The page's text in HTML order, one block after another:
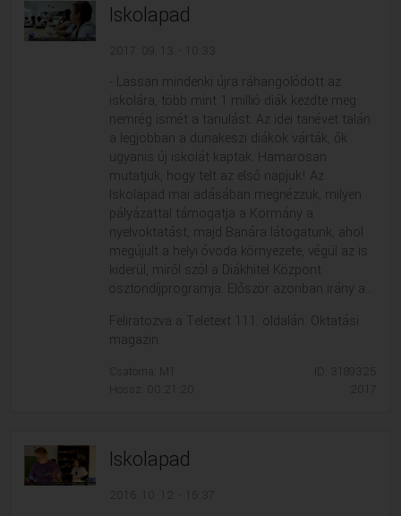
Iskolapad
2017. 09. 13. - 10:33
- Lassan mindenki újra ráhangolódott az
iskolára, több mint 1 millió diák kezdte meg
nemrég ismét a tanulást. Az idei tanévet talán
a legjobban a dunakeszi diákok várták, ők
ugyanis új iskolát kaptak. Hamarosan
mutatjuk, hogy telt az első napjuk! Az
Iskolapad mai adásában megnézzük, milyen
pályázattal támogatja a Kormány a
nyelvoktatást, majd Banára látogatunk, ahol
megújult a helyi óvoda környezete, végül az is
kiderül, miről szól a Diákhitel Központ
ösztöndíjprogramja. Először azonban irány a...
Feliratozva a Teletext 111. oldalán. Oktatási
magazin.
Csatorna: M1
Hossz: 00:21:20
2017
Iskolapad
2016. 10. 12. - 15:37